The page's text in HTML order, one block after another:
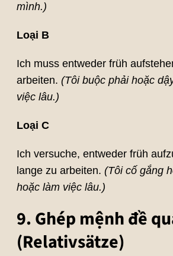
mình.)
Loại B
Ich muss entweder früh
arbeiten. (Tôi buộc phải hoặc
việc lâu.)
Loại C
Ich versuche, entweder früh
lange zu arbeiten. (Tôi cố gắng
hoặc làm việc lâu.)
9. Ghép mệnh đề
(Relativsätze)